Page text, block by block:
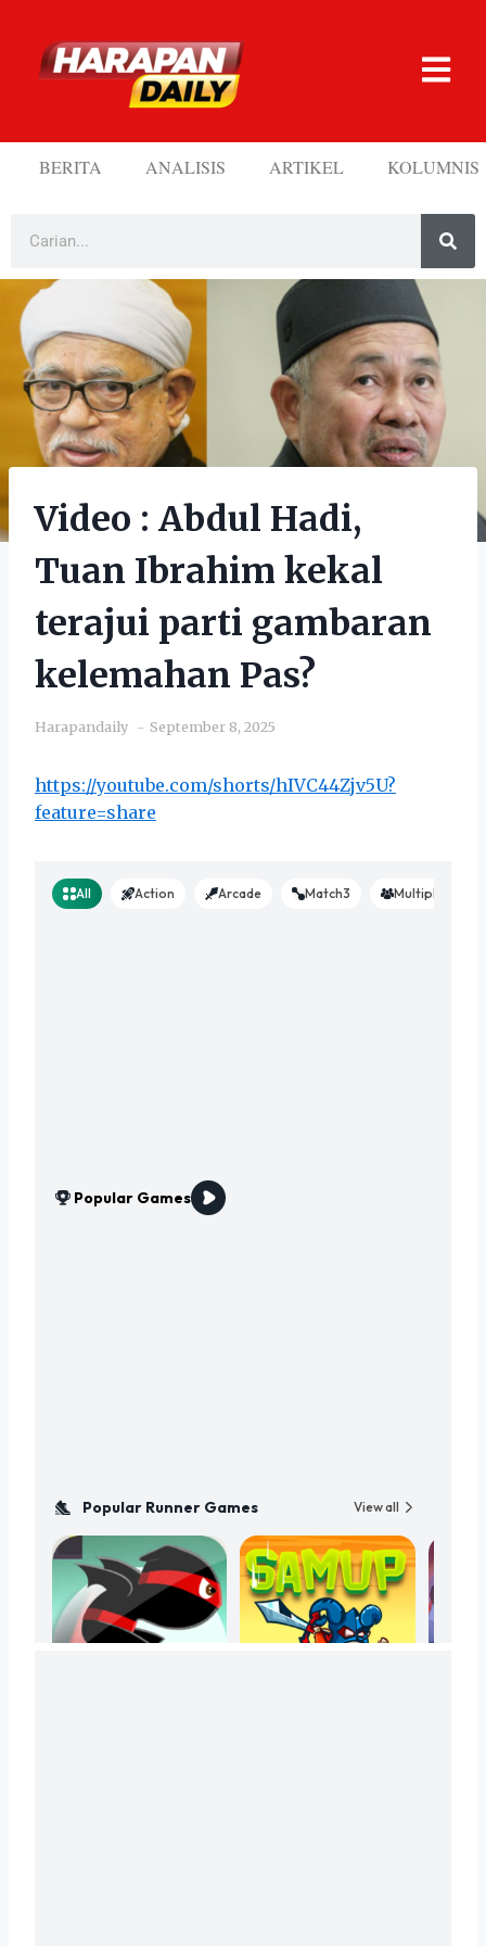
BERITA ANALISIS ARTIKEL KOLUMNIS
Video : Abdul Hadi,
Tuan Ibrahim kekal
terajui parti gambaran
kelemahan Pas?
Harapandaily September 8, 2025
https://youtube.com/shorts/hIVC44Zjv5U?
feature=share